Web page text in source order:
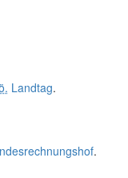
Landtag.
.